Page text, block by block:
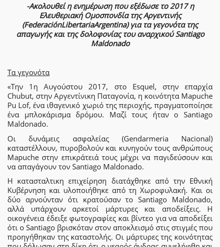
-Ακολουθεί η ενημέρωση που εξέδωσε το 2017 η
Ελευθεριακή Ομοσπονδία της Αργεντινής
(FederaciónLibertariaArgentina) για τα γεγονότα της
απαγωγής και της δολοφονίας του αναρχικού Santiago
Maldonado
Τα γεγονότα
«Την 1η Αυγούστου 2017, στο Esquel, στην επαρχία
Chubut, στην Αργεντίνικη Παταγονία, η κοινότητα Mapuche
Pu Lof, ένα ιθαγενικό χωριό της περιοχής, πραγματοποίησε
ένα μπλοκάρισμα δρόμου. Μαζί τους ήταν ο Santiago
Maldonado.
Οι δυνάμεις ασφαλείας (Gendarmeria Nacional)
καταστέλλουν, πυροβολούν και κυνηγούν τους ανθρώπους
Mapuche στην επικράτειά τους μέχρι να παγιδεύσουν και
να απαγάγουν τον Santiago Maldonado.
Η κατασταλτικη επιχείρηση διατάχθηκε από την Εθνική
Κυβέρνηση και υλοποιήθηκε από τη Χωροφυλακή. Και οι
δύο αρνούνταν ότι κρατούσαν το Santiago Maldonado,
αλλά υπάρχουν αρκετοί μάρτυρες και αποδείξεις. Η
οικογένεια έδειξε φωτογραφίες και βίντεο για να αποδείξει
ότι ο Santiago βρισκόταν στον αποκλεισμό στις στιγμές που
προηγήθηκαν της καταστολής. Οι μάρτυρες της κοινότητας